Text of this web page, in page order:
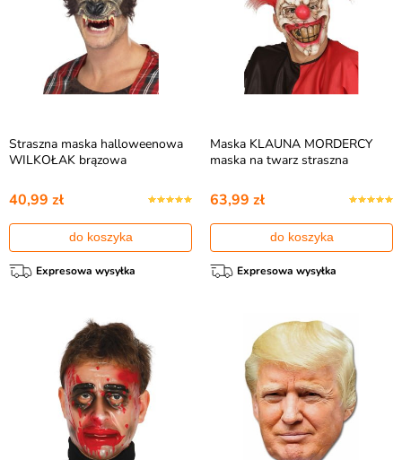
Straszna maska halloweenowa
WILKOŁAK brązowa
40,99 zł
do koszyka
Expresowa wysyłka
Maska KLAUNA MORDERCY
maska na twarz straszna
63,99 zł
do koszyka
Expresowa wysyłka